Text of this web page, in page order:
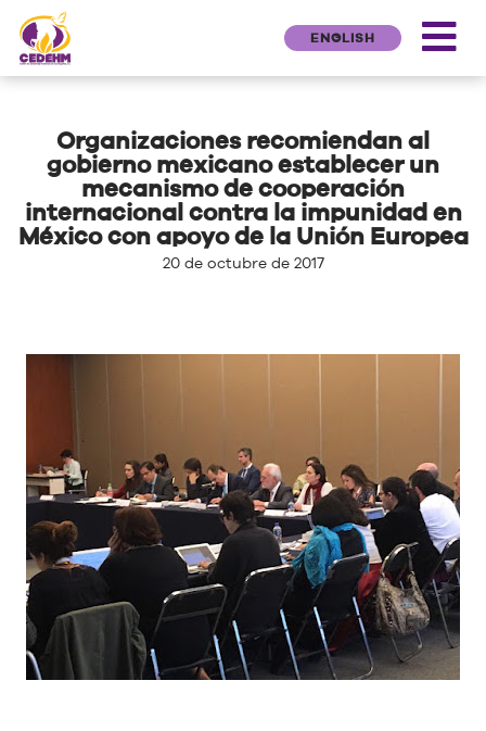
ENGLISH
Organizaciones recomiendan al
gobierno mexicano establecer un
mecanismo de cooperación
internacional contra la impunidad en
México con apoyo de la Unión Europea
20 de octubre de 2017